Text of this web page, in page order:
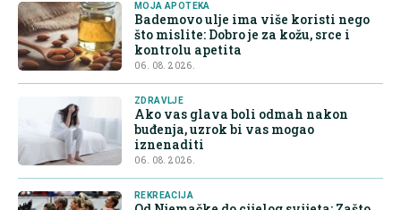
MOJA APOTEKA
Bademovo ulje ima više koristi nego
što mislite: Dobro je za kožu, srce i
kontrolu apetita
06. 08. 2026.
ZDRAVLJE
Ako vas glava boli odmah nakon
buđenja, uzrok bi vas mogao
iznenaditi
06. 08. 2026.
REKREACIJA